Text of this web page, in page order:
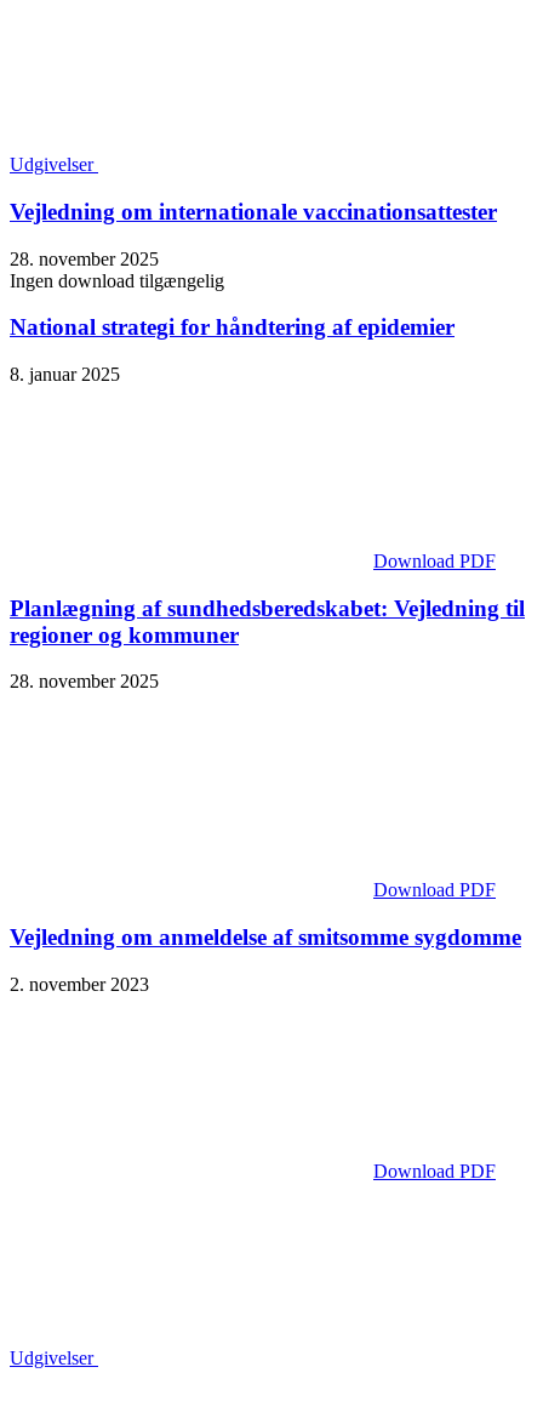
Udgivelser
Vejledning om internationale vaccinations­attester
28. november 2025
Ingen download tilgængelig
National strategi for håndtering af epidemier
8. januar 2025
Download PDF
Planlægning af sundhedsberedskabet: Vejledning til
regioner og kommuner
28. november 2025
Download PDF
Vejledning om anmeldelse af smitsomme sygdomme
2. november 2023
Download PDF
Udgivelser